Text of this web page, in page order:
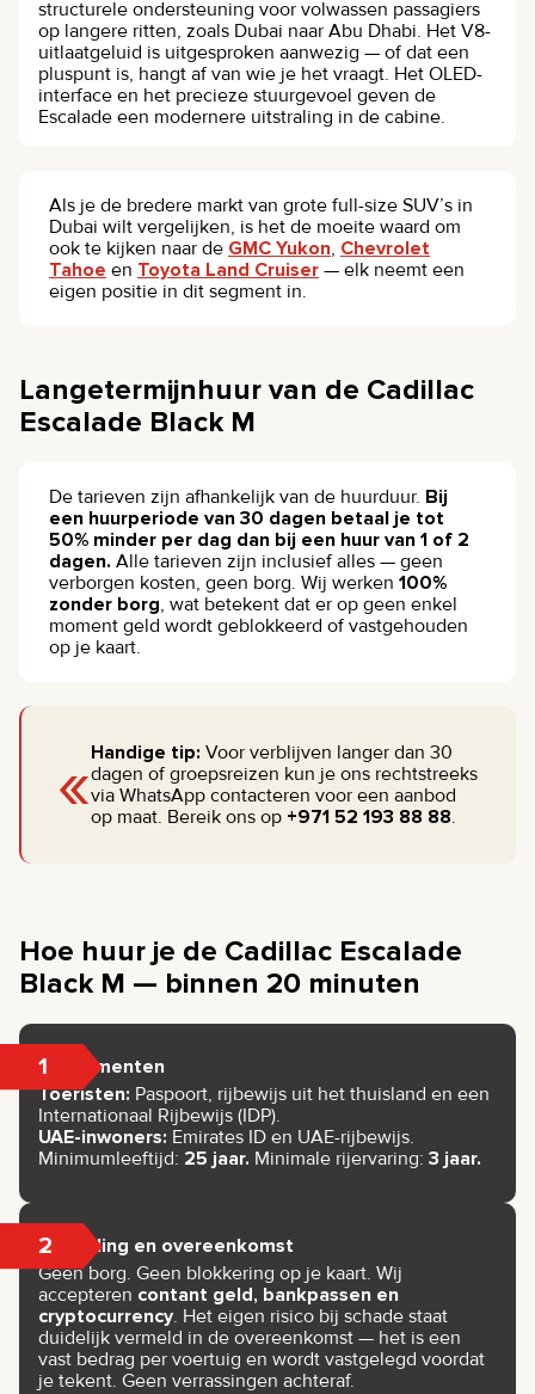
structurele ondersteuning voor volwassen passagiers
op langere ritten, zoals Dubai naar Abu Dhabi. Het V8-
uitlaatgeluid is uitgesproken aanwezig — of dat een
pluspunt is, hangt af van wie je het vraagt. Het OLED-
interface en het precieze stuurgevoel geven de
Escalade een modernere uitstraling in de cabine.
Als je de bredere markt van grote full-size SUV’s in
Dubai wilt vergelijken, is het de moeite waard om
ook te kijken naar de GMC Yukon, Chevrolet
Tahoe en Toyota Land Cruiser — elk neemt een
eigen positie in dit segment in.
Langetermijnhuur van de Cadillac
Escalade Black M
De tarieven zijn afhankelijk van de huurduur. Bij
een huurperiode van 30 dagen betaal je tot
50% minder per dag dan bij een huur van 1 of 2
dagen. Alle tarieven zijn inclusief alles — geen
verborgen kosten, geen borg. Wij werken 100%
zonder borg, wat betekent dat er op geen enkel
moment geld wordt geblokkeerd of vastgehouden
op je kaart.
«Handige tip: Voor verblijven langer dan 30
dagen of groepsreizen kun je ons rechtstreeks
via WhatsApp contacteren voor een aanbod
op maat. Bereik ons op +971 52 193 88 88.
Hoe huur je de Cadillac Escalade
Black M — binnen 20 minuten
1 Documenten
Toeristen: Paspoort, rijbewijs uit het thuisland en een
Internationaal Rijbewijs (IDP).
UAE-inwoners: Emirates ID en UAE-rijbewijs.
Minimumleeftijd: 25 jaar. Minimale rijervaring: 3 jaar.
2 Betaling en overeenkomst
Geen borg. Geen blokkering op je kaart. Wij
accepteren contant geld, bankpassen en
cryptocurrency. Het eigen risico bij schade staat
duidelijk vermeld in de overeenkomst — het is een
vast bedrag per voertuig en wordt vastgelegd voordat
je tekent. Geen verrassingen achteraf.